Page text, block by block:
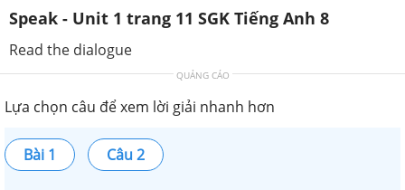
Speak - Unit 1 trang 11 SGK Tiếng Anh 8
Read the dialogue
QUẢNG CÁO
Lựa chọn câu để xem lời giải nhanh hơn
Bài 1 Câu 2